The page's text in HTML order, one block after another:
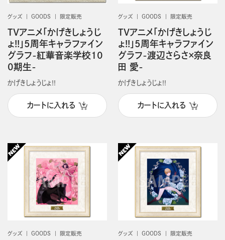
グッズ GOODS 限定販売
TVアニメ「かげきしょうじ
ょ!!」5周年キャラファイン
グラフ-紅華音楽学校10
0期生-
かげきしょうじょ!!
カートに入れる
グッズ GOODS 限定販売
TVアニメ「かげきしょうじ
ょ!!」5周年キャラファイン
グラフ-渡辺さらさ×奈良
田 愛-
かげきしょうじょ!!
カートに入れる
グッズ GOODS 限定販売 グッズ GOODS 限定販売